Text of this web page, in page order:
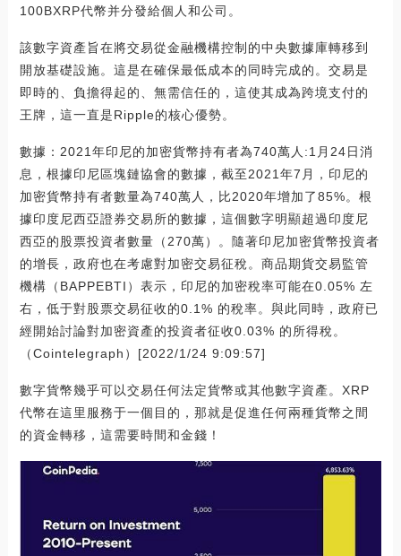
100BXRP代幣并分發給個人和公司。
該數字資產旨在將交易從金融機構控制的中央數據庫轉移到
開放基礎設施。這是在確保最低成本的同時完成的。交易是
即時的、負擔得起的、無需信任的，這使其成為跨境支付的
王牌，這一直是Ripple的核心優勢。
數據：2021年印尼的加密貨幣持有者為740萬人:1月24日消
息，根據印尼區塊鏈協會的數據，截至2021年7月，印尼的
加密貨幣持有者數量為740萬人，比2020年增加了85%。根
據印度尼西亞證券交易所的數據，這個數字明顯超過印度尼
西亞的股票投資者數量（270萬）。隨著印尼加密貨幣投資者
的增長，政府也在考慮對加密交易征稅。商品期貨交易監管
機構（BAPPEBTI）表示，印尼的加密稅率可能在0.05% 左
右，低于對股票交易征收的0.1% 的稅率。與此同時，政府已
經開始討論對加密資產的投資者征收0.03% 的所得稅。
（Cointelegraph）[2022/1/24 9:09:57]
數字貨幣幾乎可以交易任何法定貨幣或其他數字資產。XRP
代幣在這里服務于一個目的，那就是促進任何兩種貨幣之間
的資金轉移，這需要時間和金錢！